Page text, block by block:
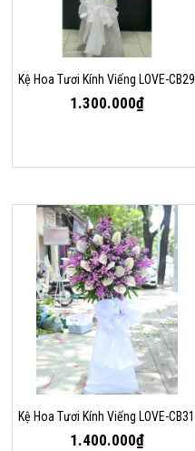
Kệ Hoa Tươi Kính Viếng LOVE-CB29
1.300.000₫
Kệ Hoa Tươi Kính Viếng LOVE-CB31
1.400.000₫